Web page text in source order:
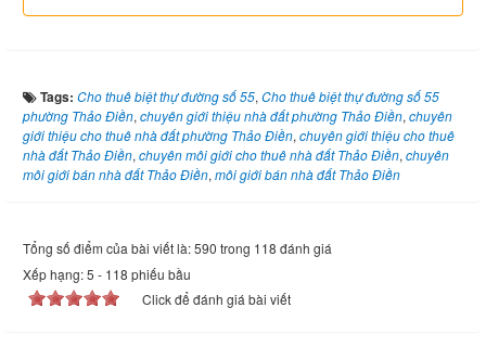
Tags: Cho thuê biệt thự đường số 55, Cho thuê biệt thự đường số 55
phường Thảo Điền, chuyên giới thiệu nhà đất phường Thảo Điền, chuyên
giới thiệu cho thuê nhà đất phường Thảo Điền, chuyên giới thiệu cho thuê
nhà đất Thảo Điền, chuyên môi giới cho thuê nhà đất Thảo Điền, chuyên
môi giới bán nhà đất Thảo Điền, môi giới bán nhà đất Thảo Điền
Tổng số điểm của bài viết là: 590 trong 118 đánh giá
Xếp hạng:5 - 118 phiếu bầu
Click để đánh giá bài viết